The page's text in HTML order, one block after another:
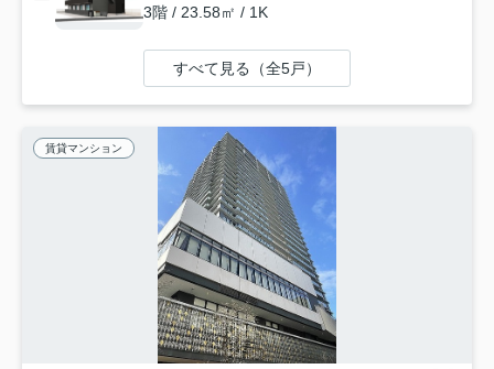
3階 / 23.58㎡ / 1K
すべて見る（全5戸）
賃貸マンション